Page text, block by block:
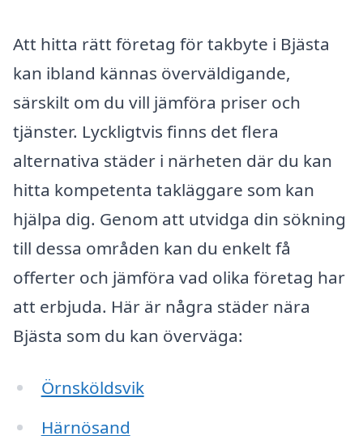
Att hitta rätt företag för takbyte i Bjästa
kan ibland kännas överväldigande,
särskilt om du vill jämföra priser och
tjänster. Lyckligtvis finns det flera
alternativa städer i närheten där du kan
hitta kompetenta takläggare som kan
hjälpa dig. Genom att utvidga din sökning
till dessa områden kan du enkelt få
offerter och jämföra vad olika företag har
att erbjuda. Här är några städer nära
Bjästa som du kan överväga:
Örnsköldsvik
Härnösand